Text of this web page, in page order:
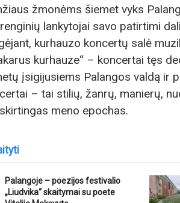
žmonėms šiemet vyks
lankytojai savo patirtimi
kurhauzo koncertų salė
kurhauze“ – koncertai tęs
įsigijusiems Palangos valdą ir
– tai stilių, žanrų, manierų,
meno epochas.
Palangoje – poezijos festivalio
„Liudvika“ skaitymai su poete